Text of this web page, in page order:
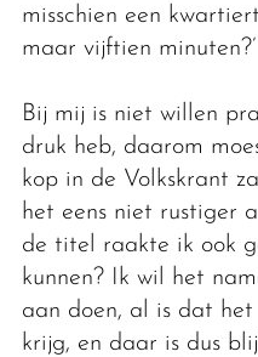
misschien een
maar vijftien
Bij mij is niet willen
druk heb, daarom
kop in de Volkskrant
het eens niet rustiger
de titel raakte ik ook
kunnen? Ik wil het
aan doen, al is dat
krijg, en daar is dus